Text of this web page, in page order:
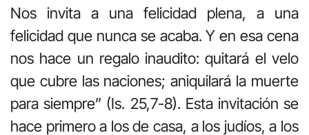
Nos invita a una felicidad plena, a una
felicidad que nunca se acaba. Y en esa cena
nos hace un regalo inaudito: quitará el velo
que cubre las naciones; aniquilará la muerte
para siempre” (Is. 25,7-8). Esta invitación se
hace primero a los de casa, a los judíos, a los